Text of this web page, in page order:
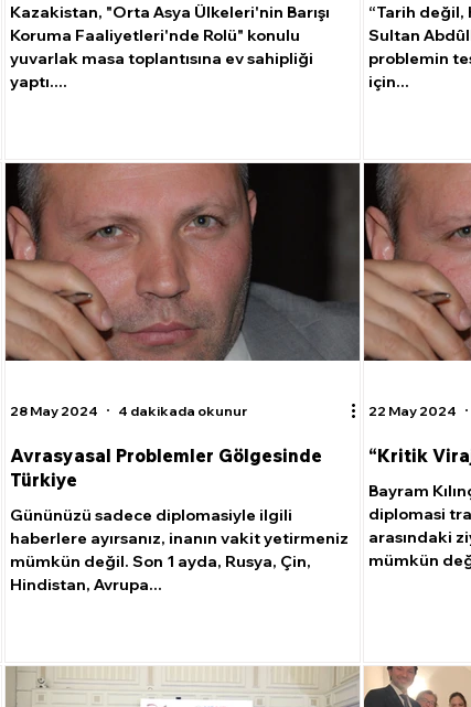
Kazakistan, "Orta Asya Ülkeleri'nin Barışı
Koruma Faaliyetleri'nde Rolü" konulu
yuvarlak masa toplantısına ev sahipliği
yaptı....
“Tarih
Sultan
problemin
için...
Avrasyasal Problemler Gölgesinde
Türkiye
Gününüzü sadece diplomasiyle ilgili
haberlere ayırsanız, inanın vakit yetirmeniz
mümkün değil. Son 1 ayda, Rusya, Çin,
Hindistan, Avrupa...
28 May 2024 4 dakikada okunur
“Kritik
Bayram
diplomasi
arasındaki
mümkün
22 May 2024